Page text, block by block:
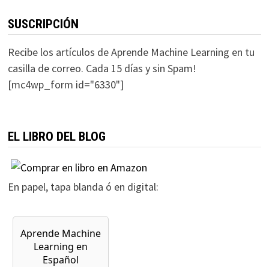
SUSCRIPCIÓN
Recibe los artículos de Aprende Machine Learning en tu
casilla de correo. Cada 15 días y sin Spam!
[mc4wp_form id="6330"]
EL LIBRO DEL BLOG
En papel, tapa blanda ó en digital: